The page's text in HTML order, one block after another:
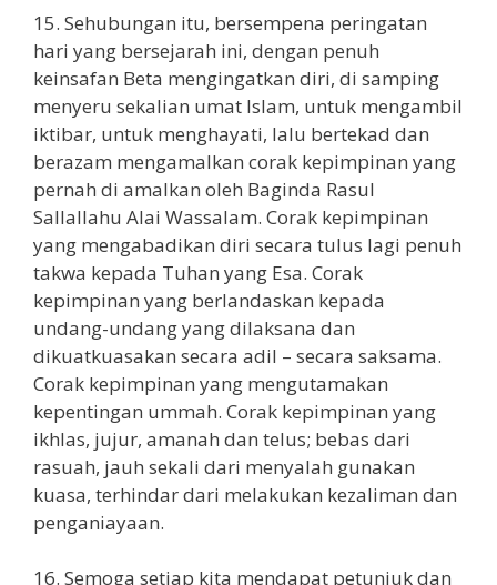
15. Sehubungan itu, bersempena peringatan
hari yang bersejarah ini, dengan penuh
keinsafan Beta mengingatkan diri, di samping
menyeru sekalian umat Islam, untuk mengambil
iktibar, untuk menghayati, lalu bertekad dan
berazam mengamalkan corak kepimpinan yang
pernah di amalkan oleh Baginda Rasul
Sallallahu Alai Wassalam. Corak kepimpinan
yang mengabadikan diri secara tulus lagi penuh
takwa kepada Tuhan yang Esa. Corak
kepimpinan yang berlandaskan kepada
undang-undang yang dilaksana dan
dikuatkuasakan secara adil – secara saksama.
Corak kepimpinan yang mengutamakan
kepentingan ummah. Corak kepimpinan yang
ikhlas, jujur, amanah dan telus; bebas dari
rasuah, jauh sekali dari menyalah gunakan
kuasa, terhindar dari melakukan kezaliman dan
penganiayaan.
16. Semoga setiap kita mendapat petunjuk dan